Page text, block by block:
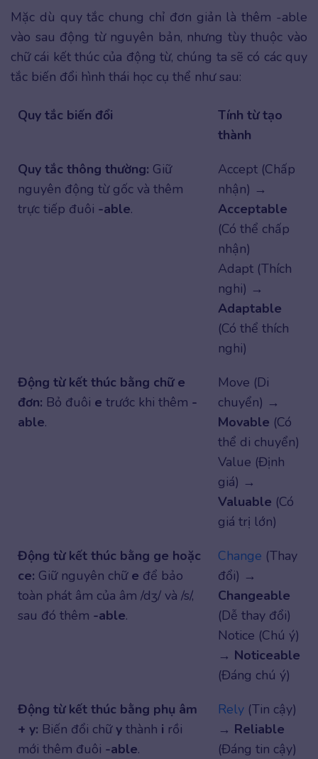
Mặc dù quy tắc chung chỉ đơn giản là thêm -able
vào sau động từ nguyên bản, nhưng tùy thuộc vào
chữ cái kết thúc của động từ, chúng ta sẽ có các quy
tắc biến đổi hình thái học cụ thể như sau:
Quy tắc biến đổi
Tính từ tạo
thành
Quy tắc thông thường: Giữ
nguyên động từ gốc và thêm
trực tiếp đuôi -able.
Accept (Chấp
nhận) →
Acceptable
(Có thể chấp
nhận)
Adapt (Thích
nghi) →
Adaptable
(Có thể thích
nghi)
Động từ kết thúc bằng chữ e
đơn: Bỏ đuôi e trước khi thêm -
able.
Move (Di
chuyển) →
Movable (Có
thể di chuyển)
Value (Định
giá) →
Valuable (Có
giá trị lớn)
Động từ kết thúc bằng ge hoặc
ce: Giữ nguyên chữ e để bảo
toàn phát âm của âm /dʒ/ và /s/,
sau đó thêm -able.
Change (Thay
đổi) →
Changeable
(Dễ thay đổi)
Notice (Chú ý)
→ Noticeable
(Đáng chú ý)
Động từ kết thúc bằng phụ âm
+ y: Biến đổi chữy thành i rồi
mới thêm đuôi -able.
Rely (Tin cậy)
→ Reliable
(Đáng tin cậy)